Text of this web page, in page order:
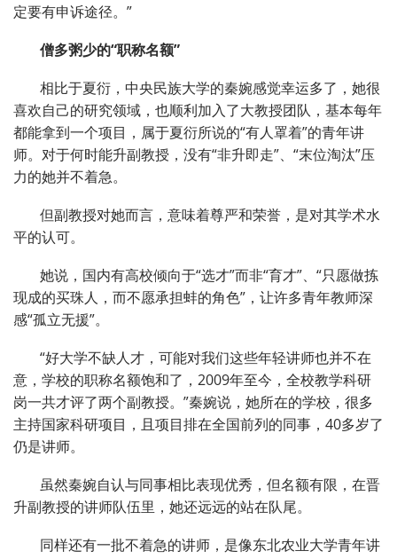
定要有申诉途径。”
僧多粥少的“职称名额”
相比于夏衍，中央民族大学的秦婉感觉幸运多了，她很
喜欢自己的研究领域，也顺利加入了大教授团队，基本每年
都能拿到一个项目，属于夏衍所说的“有人罩着”的青年讲
师。对于何时能升副教授，没有“非升即走”、“末位淘汰”压
力的她并不着急。
但副教授对她而言，意味着尊严和荣誉，是对其学术水
平的认可。
她说，国内有高校倾向于“选才”而非“育才”、“只愿做拣
现成的买珠人，而不愿承担蚌的角色”，让许多青年教师深
感“孤立无援”。
“好大学不缺人才，可能对我们这些年轻讲师也并不在
意，学校的职称名额饱和了，2009年至今，全校教学科研
岗一共才评了两个副教授。”秦婉说，她所在的学校，很多
主持国家科研项目，且项目排在全国前列的同事，40多岁了
仍是讲师。
虽然秦婉自认与同事相比表现优秀，但名额有限，在晋
升副教授的讲师队伍里，她还远远的站在队尾。
同样还有一批不着急的讲师，是像东北农业大学青年讲